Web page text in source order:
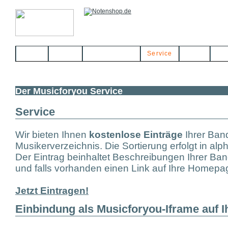
Service
Der Musicforyou Service
Service
Wir bieten Ihnen kostenlose Einträge Ihrer
Musikerverzeichnis. Die Sortierung erfolgt in
Der Eintrag beinhaltet Beschreibungen Ihrer
und falls vorhanden einen Link auf Ihre
Jetzt Eintragen!
Einbindung als Musicforyou-Iframe auf